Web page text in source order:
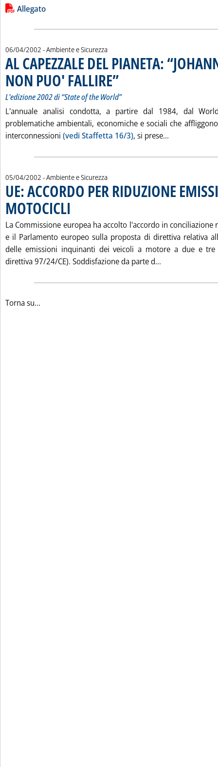
Lista allegati PDF alla notizia
Allegato
06/04/2002 - Ambiente e Sicurezza
AL CAPEZZALE DEL PIANETA:
NON PUO' FALLIRE”. Sottotitolo: L'edizione 2002 di “State of
. Pubblicata sabato 06 aprile 2002 alle
L'edizione 2002 di “State of the World”
L'annuale analisi condotta, a partire dal 1984, dal
problematiche ambientali, economiche e sociali che
interconnessioni (vedi Staffetta 16/3), si prese...
05/04/2002 - Ambiente e Sicurezza
UE: ACCORDO PER RIDUZIONE
MOTOCICLI
La Commissione europea ha accolto l'accordo in conciliazione
e il Parlamento europeo sulla proposta di direttiva relativa
delle emissioni inquinanti dei veicoli a motore a due e
direttiva 97/24/CE). Soddisfazione da parte d...
Torna su...